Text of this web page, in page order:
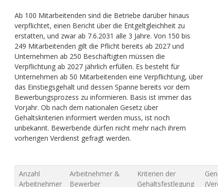
Ab 100 Mitarbeitenden sind die Betriebe darüber hinaus
verpflichtet, einen Bericht über die Entgeltgleichheit zu
erstatten, und zwar ab 7.6.2031 alle 3 Jahre. Von 150 bis
249 Mitarbeitenden gilt die Pflicht bereits ab 2027 und
Unternehmen ab 250 Beschäftigten müssen die
Verpflichtung ab 2027 jährlich erfüllen. Es besteht für
Unternehmen ab 50 Mitarbeitenden eine Verpflichtung, über
das Einstiegsgehalt und dessen Spanne bereits vor dem
Bewerbungsprozess zu informieren. Basis ist immer das
Vorjahr. Ob nach dem nationalen Gesetz über
Gehaltskriterien informiert werden muss, ist noch
unbekannt. Bewerbende dürfen nicht mehr nach ihrem
vorherigen Verdienst gefragt werden.
Anzahl
Arbeitnehmer
Arbeitnehmer &
Bewerber
Kriterien der
Gehaltsfestlegung